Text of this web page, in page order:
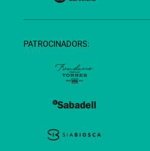
PATROCINADORS: